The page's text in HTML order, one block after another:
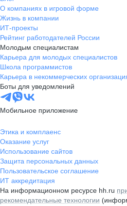
О компаниях в игровой форме
Жизнь в компании
ИТ-проекты
Рейтинг работодателей России
Молодым специалистам
Карьера для молодых специалистов
Школа программистов
Карьера в некоммерческих
Боты для уведомлений
Мобильное приложение
Этика и комплаенс
Оказание услуг
Использование сайтов
Защита персональных данных
Пользовательское соглашение
ИТ аккредитация
На информационном ресурсе hh.ru
рекомендательные технологии